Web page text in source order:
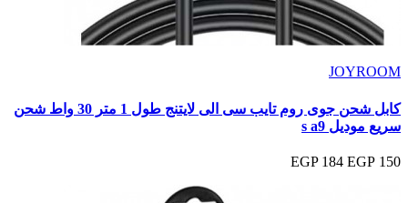
JOYROOM
كابل شحن جوى روم تايب سى الى لايتنج طول 1 متر 30 واط شحن
سريع موديل s a9
150 EGP
184 EGP